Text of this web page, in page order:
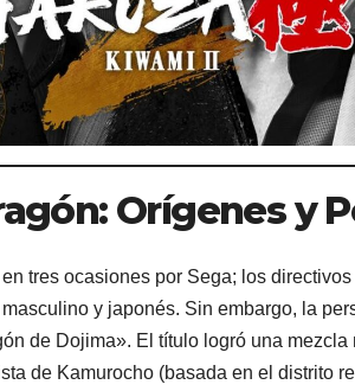
Orígenes y
tres ocasiones por Sega; los
y japonés. Sin embargo, la
de Dojima». El título logró una mezcla
de Kamurocho (basada en el distrito